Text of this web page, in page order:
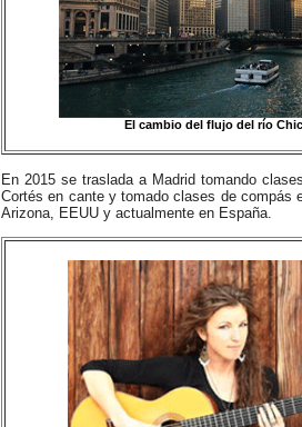
El cambio del flujo del río
En 2015 se traslada a Madrid tomando
Cortés en cante y tomado clases de compás
Arizona, EEUU y actualmente en España.